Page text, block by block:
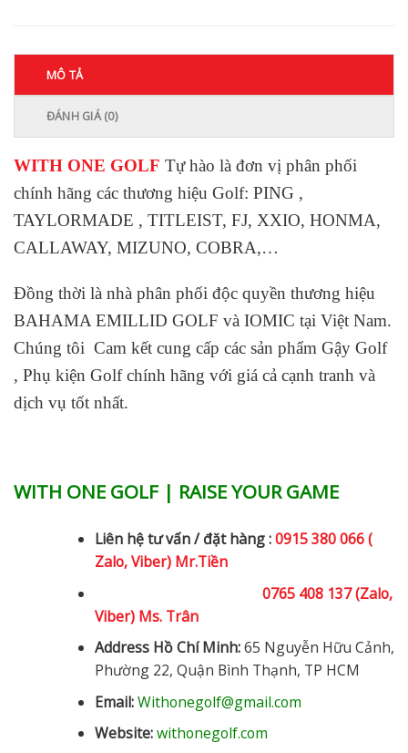
MÔ TẢ
ĐÁNH GIÁ (0)
WITH ONE GOLF Tự hào là đơn vị phân phối
chính hãng các thương hiệu Golf: PING ,
TAYLORMADE , TITLEIST, FJ, XXIO, HONMA,
CALLAWAY, MIZUNO, COBRA,…
Đồng thời là nhà phân phối độc quyền thương hiệu
BAHAMA EMILLID GOLF và IOMIC tại Việt Nam.
Chúng tôi Cam kết cung cấp các sản phẩm Gậy Golf
, Phụ kiện Golf chính hãng với giá cả cạnh tranh và
dịch vụ tốt nhất.
WITH ONE GOLF | RAISE YOUR GAME
Liên hệ tư vấn / đặt hàng :0915 380 066 (
Zalo, Viber) Mr.Tiền
0765 408 137 (Zalo,
Viber) Ms. Trân
Address Hồ Chí Minh:65 Nguyễn Hữu Cảnh,
Phường 22, Quận Bình Thạnh, TP HCM
Email:Withonegolf@gmail.com
Website:withonegolf.com